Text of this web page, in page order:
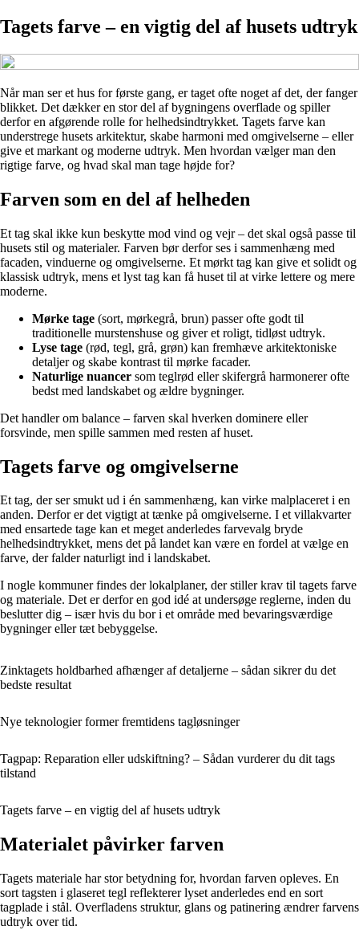
Tagets farve – en vigtig del af husets udtryk
Når man ser et hus for første gang, er taget ofte noget af det, der fanger
blikket. Det dækker en stor del af bygningens overflade og spiller
derfor en afgørende rolle for helhedsindtrykket. Tagets farve kan
understrege husets arkitektur, skabe harmoni med omgivelserne – eller
give et markant og moderne udtryk. Men hvordan vælger man den
rigtige farve, og hvad skal man tage højde for?
Farven som en del af helheden
Et tag skal ikke kun beskytte mod vind og vejr – det skal også passe til
husets stil og materialer. Farven bør derfor ses i sammenhæng med
facaden, vinduerne og omgivelserne. Et mørkt tag kan give et solidt og
klassisk udtryk, mens et lyst tag kan få huset til at virke lettere og mere
moderne.
Mørke tage (sort, mørkegrå, brun) passer ofte godt til
traditionelle murstenshuse og giver et roligt, tidløst udtryk.
Lyse tage (rød, tegl, grå, grøn) kan fremhæve arkitektoniske
detaljer og skabe kontrast til mørke facader.
Naturlige nuancer som teglrød eller skifergrå harmonerer ofte
bedst med landskabet og ældre bygninger.
Det handler om balance – farven skal hverken dominere eller
forsvinde, men spille sammen med resten af huset.
Tagets farve og omgivelserne
Et tag, der ser smukt ud i én sammenhæng, kan virke malplaceret i en
anden. Derfor er det vigtigt at tænke på omgivelserne. I et villakvarter
med ensartede tage kan et meget anderledes farvevalg bryde
helhedsindtrykket, mens det på landet kan være en fordel at vælge en
farve, der falder naturligt ind i landskabet.
I nogle kommuner findes der lokalplaner, der stiller krav til tagets farve
og materiale. Det er derfor en god idé at undersøge reglerne, inden du
beslutter dig – især hvis du bor i et område med bevaringsværdige
bygninger eller tæt bebyggelse.
Zinktagets holdbarhed afhænger af detaljerne – sådan sikrer du det
bedste resultat
Nye teknologier former fremtidens tagløsninger
Tagpap: Reparation eller udskiftning? – Sådan vurderer du dit tags
tilstand
Tagets farve – en vigtig del af husets udtryk
Materialet påvirker farven
Tagets materiale har stor betydning for, hvordan farven opleves. En
sort tagsten i glaseret tegl reflekterer lyset anderledes end en sort
tagplade i stål. Overfladens struktur, glans og patinering ændrer farvens
udtryk over tid.